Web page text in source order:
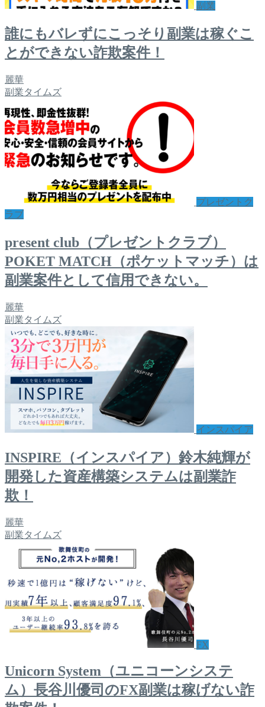
副業
誰にもバレずにこっそり副業は稼ぐこ
とができない詐欺案件！
麗華
副業タイムズ
プレゼントク
ラブ
present club（プレゼントクラブ）
POKET MATCH（ポケットマッチ）は
副業案件として信用できない。
麗華
副業タイムズ
インスパイア
INSPIRE（インスパイア）鈴木純輝が
開発した資産構築システムは副業詐
欺！
麗華
副業タイムズ
FX
Unicorn System（ユニコーンシステ
ム）長谷川優司のFX副業は稼げない詐